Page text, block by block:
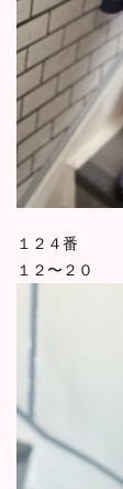
１２４番
１２〜２０